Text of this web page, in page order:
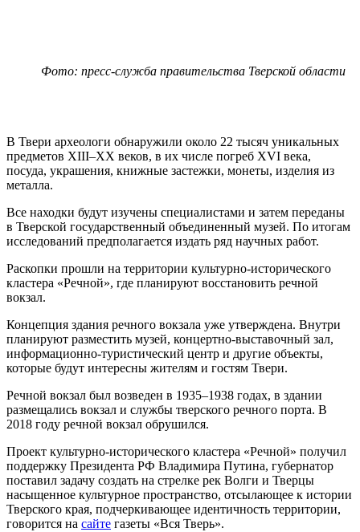
Фото: пресс-служба правительства Тверской области
В Твери археологи обнаружили около 22 тысяч уникальных
предметов XIII–XX веков, в их числе погреб XVI века,
посуда, украшения, книжные застежки, монеты, изделия из
металла.
Все находки будут изучены специалистами и затем переданы
в Тверской государственный объединенный музей. По итогам
исследований предполагается издать ряд научных работ.
Раскопки прошли на территории культурно-исторического
кластера «Речной», где планируют восстановить речной
вокзал.
Концепция здания речного вокзала уже утверждена. Внутри
планируют разместить музей, концертно-выставочный зал,
информационно-туристический центр и другие объекты,
которые будут интересны жителям и гостям Твери.
Речной вокзал был возведен в 1935–1938 годах, в здании
размещались вокзал и службы тверского речного порта. В
2018 году речной вокзал обрушился.
Проект культурно-исторического кластера «Речной» получил
поддержку Президента РФ Владимира Путина, губернатор
поставил задачу создать на стрелке рек Волги и Тверцы
насыщенное культурное пространство, отсылающее к истории
Тверского края, подчеркивающее идентичность территории,
говорится на сайте газеты «Вся Тверь».